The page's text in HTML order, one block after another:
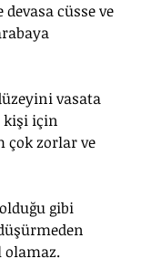
cüsse ve
vasata
kişi için
çok zorlar ve
gibi
olamaz.